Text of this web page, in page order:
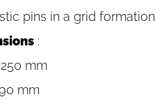
pins in a grid formation
:
mm
mm